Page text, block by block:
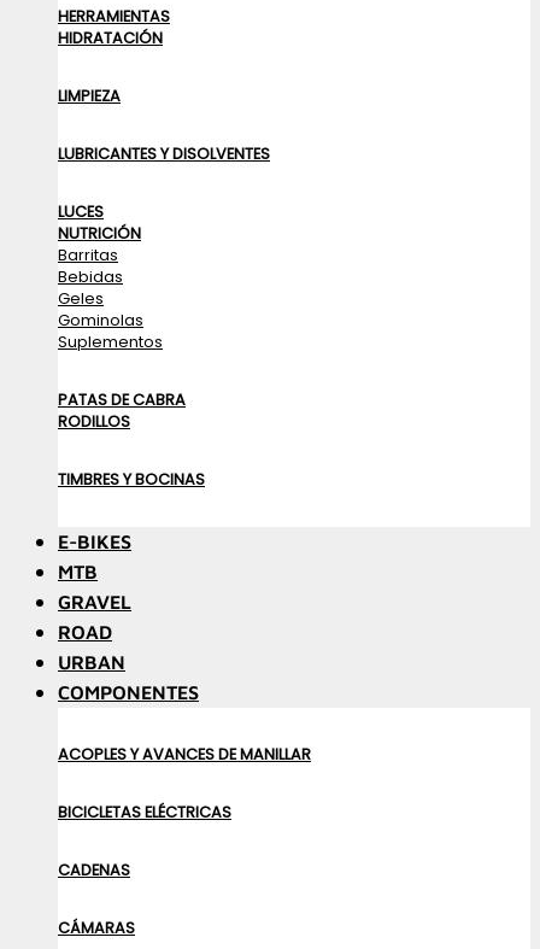
HERRAMIENTAS
HIDRATACIÓN
LIMPIEZA
LUBRICANTES Y DISOLVENTES
LUCES
NUTRICIÓN
Barritas
Bebidas
Geles
Gominolas
Suplementos
PATAS DE CABRA
RODILLOS
TIMBRES Y BOCINAS
E-BIKES
MTB
GRAVEL
ROAD
URBAN
COMPONENTES
ACOPLES Y AVANCES DE MANILLAR
BICICLETAS ELÉCTRICAS
CADENAS
CÁMARAS